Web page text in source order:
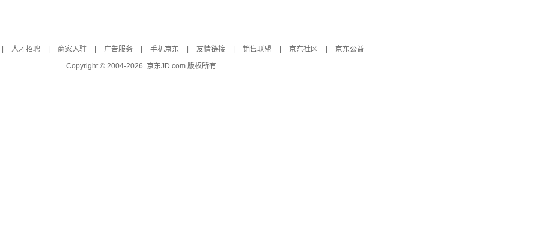
人才招聘 商家入驻 广告服务 手机京东 友情链接 销售联盟 京东社区
京东公益
Copyright © 2004-2026 京东JD.com 版权所有